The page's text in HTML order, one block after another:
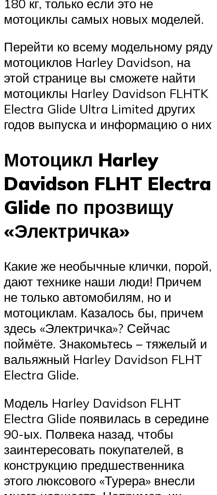
180 кг, только если это не
мотоциклы самых новых моделей.
Перейти ко всему модельному ряду
мотоциклов Harley Davidson, на
этой странице вы сможете найти
мотоциклы Harley Davidson FLHTK
Electra Glide Ultra Limited других
годов выпуска и информацию о них
Мотоцикл Harley
Davidson FLHT Electra
Glide по прозвищу
«Электричка»
Какие же необычные клички, порой,
дают технике наши люди! Причем
не только автомобилям, но и
мотоциклам. Казалось бы, причем
здесь «Электричка»? Сейчас
поймёте. Знакомьтесь – тяжелый и
вальяжный Harley Davidson FLHT
Electra Glide.
Модель Harley Davidson FLHT
Electra Glide появилась в середине
90-ых. Полвека назад, чтобы
заинтересовать покупателей, в
конструкцию предшественника
этого люксового «Турера» внесли